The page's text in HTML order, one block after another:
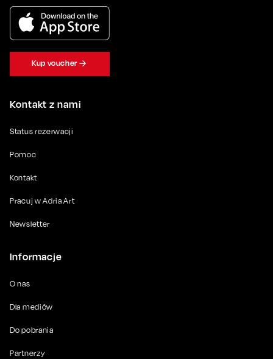
Kontakt z nami
Status rezerwacji
Pomoc
Kontakt
Pracuj w Adria Art
Newsletter
Informacje
O nas
Dla mediów
Do pobrania
Partnerzy
Kup voucher